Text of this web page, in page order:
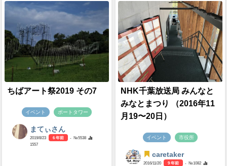
ちばアート祭2019 その7
イベント ポートタワー
まてぃさん
2019/8/23 6 年前
- №5538
1557
NHK千葉放送局 みんなと
みなとまつり （2016年11
月19〜20日）
イベント 市役所
caretaker
2016/11/20 9 年前
- №1082